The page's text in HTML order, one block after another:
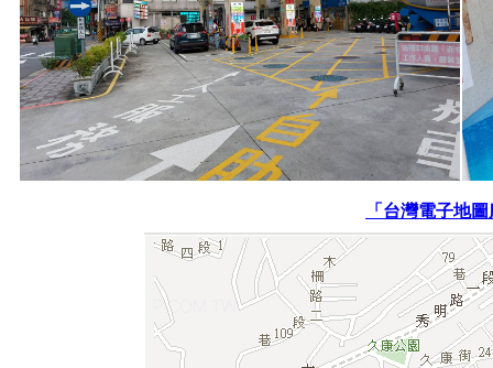
「台灣電子地